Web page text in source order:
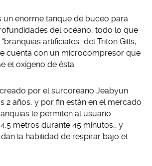
un enorme tanque de buceo para
del océano, todo lo que
artificiales” del Triton Gills,
cuenta con un microcompresor que
el oxígeno de ésta.
por el surcoreano Jeabyun
2 años, y por fin están en el mercado
le permiten al usuario
metros durante 45 minutos… y
la habilidad de respirar bajo el